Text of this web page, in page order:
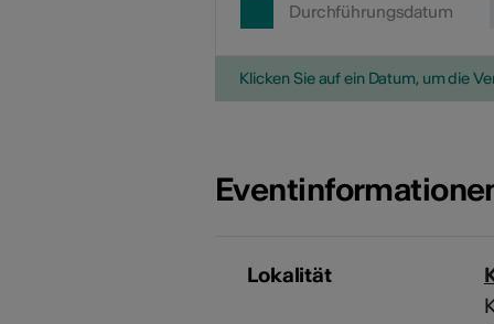
Durchführungsdatum
Klicken Sie auf ein Datum, um die
Lokalität